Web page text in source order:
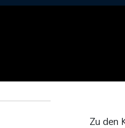
Zu den